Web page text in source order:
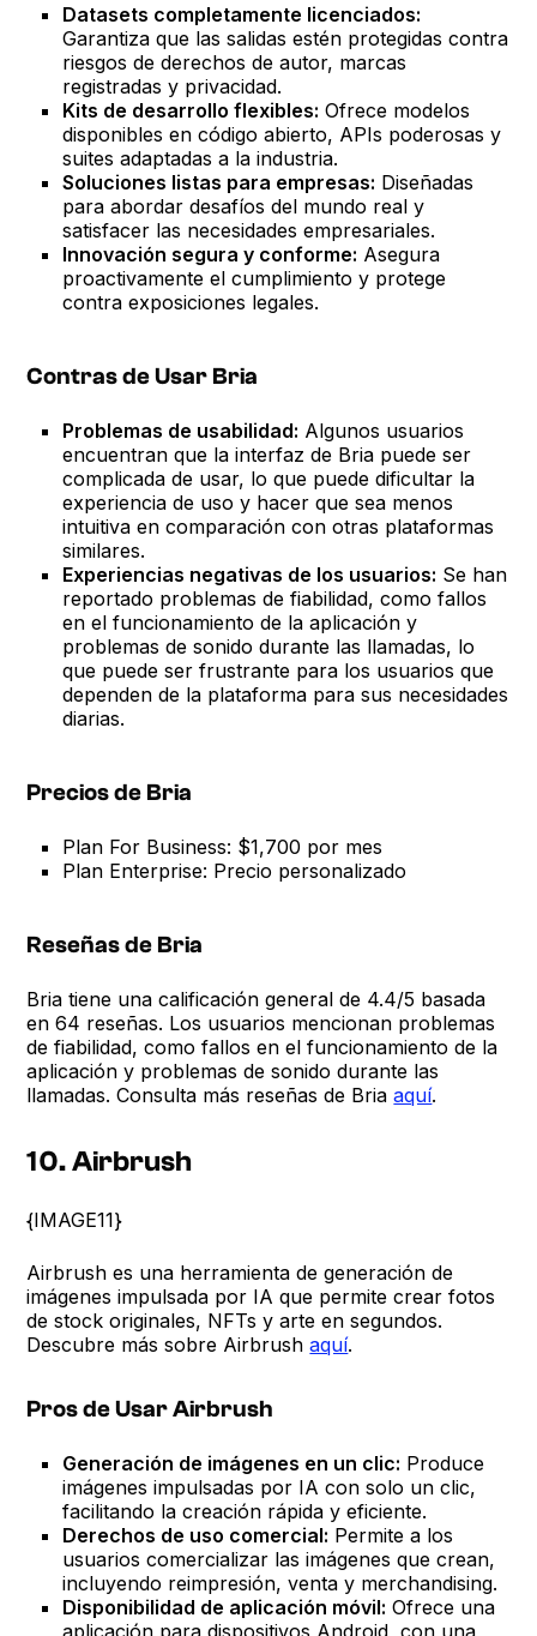
Datasets completamente licenciados:
Garantiza que las salidas estén protegidas contra
riesgos de derechos de autor, marcas
registradas y privacidad.
Kits de desarrollo flexibles: Ofrece modelos
disponibles en código abierto, APIs poderosas y
suites adaptadas a la industria.
Soluciones listas para empresas: Diseñadas
para abordar desafíos del mundo real y
satisfacer las necesidades empresariales.
Innovación segura y conforme: Asegura
proactivamente el cumplimiento y protege
contra exposiciones legales.
Contras de Usar Bria
Problemas de usabilidad: Algunos usuarios
encuentran que la interfaz de Bria puede ser
complicada de usar, lo que puede dificultar la
experiencia de uso y hacer que sea menos
intuitiva en comparación con otras plataformas
similares.
Experiencias negativas de los usuarios: Se han
reportado problemas de fiabilidad, como fallos
en el funcionamiento de la aplicación y
problemas de sonido durante las llamadas, lo
que puede ser frustrante para los usuarios que
dependen de la plataforma para sus necesidades
diarias.
Precios de Bria
Plan For Business: $1,700 por mes
Plan Enterprise: Precio personalizado
Reseñas de Bria
Bria tiene una calificación general de 4.4/5 basada
en 64 reseñas. Los usuarios mencionan problemas
de fiabilidad, como fallos en el funcionamiento de la
aplicación y problemas de sonido durante las
llamadas. Consulta más reseñas de Briaaquí.
10. Airbrush
{IMAGE11}
Airbrush es una herramienta de generación de
imágenes impulsada por IA que permite crear fotos
de stock originales, NFTs y arte en segundos.
Descubre más sobre Airbrushaquí.
Pros de Usar Airbrush
Generación de imágenes en un clic: Produce
imágenes impulsadas por IA con solo un clic,
facilitando la creación rápida y eficiente.
Derechos de uso comercial: Permite a los
usuarios comercializar las imágenes que crean,
incluyendo reimpresión, venta y merchandising.
Disponibilidad de aplicación móvil: Ofrece una
aplicación para dispositivos Android, con una